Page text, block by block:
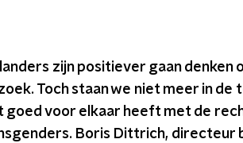
zijn positiever gaan denken
Toch staan we niet meer in de
goed voor elkaar heeft met de
Boris Dittrich, directeur